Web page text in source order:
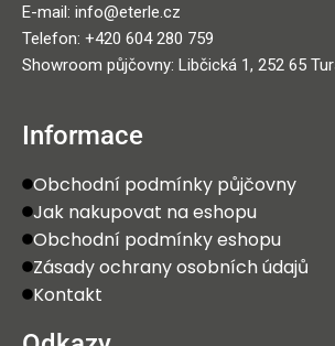
E-mail: info@eterle.cz
Telefon: +420 604 280 759
Showroom půjčovny: Libčická 1, 252 65
Informace
Obchodní podmínky půjčovny
Jak nakupovat na eshopu
Obchodní podmínky eshopu
Zásady ochrany osobních údajů
Kontakt